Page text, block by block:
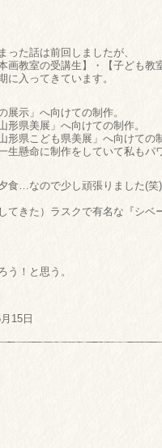
った話は前回しましたが、
画教室の受講生】・【子ども教
に入ってきています。
展示」へ向けての制作。
形県美展」へ向けての制作。
形県こども県美展」へ向けての
生懸命に制作をしていて私もパ
食…なので少し頑張りました(笑)
てきた）ラスクで有名な『シベ
う！と思う。
15日